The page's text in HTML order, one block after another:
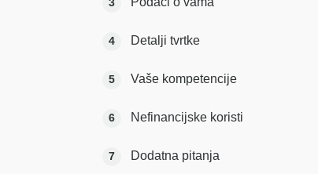
4 Detalji tvrtke
5 Vaše kompetencije
6 Nefinancijske koristi
7 Dodatna pitanja